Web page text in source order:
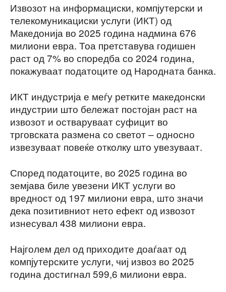
Извозот на информациски, компјутерски и
телекомуникациски услуги (ИКТ) од
Македонија во 2025 година надмина 676
милиони евра. Тоа претставува годишен
раст од 7% во споредба со 2024 година,
покажуваат податоците од Народната банка.
ИКТ индустрија е меѓу ретките македонски
индустрии што бележат постојан раст на
извозот и остваруваат суфицит во
трговската размена со светот – односно
извезуваат повеќе отколку што увезуваат.
Според податоците, во 2025 година во
земјава биле увезени ИКТ услуги во
вредност од 197 милиони евра, што значи
дека позитивниот нето ефект од извозот
изнесувал 438 милиони евра.
Најголем дел од приходите доаѓаат од
компјутерските услуги, чиј извоз во 2025
година достигнал 599,6 милиони евра.